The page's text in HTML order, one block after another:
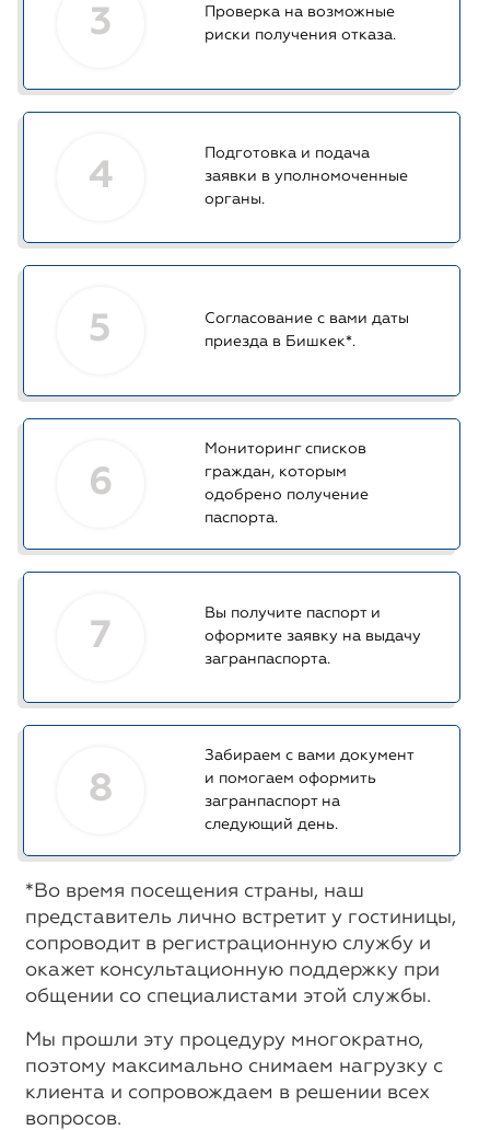
Проверка на возможные
риски получения отказа.
3
4
Подготовка и подача
заявки в уполномоченные
органы.
Согласование с вами даты
приезда в Бишкек*.
5
6
Мониторинг списков
граждан, которым
одобрено получение
паспорта.
Вы получите паспорт и
оформите заявку на выдачу
загранпаспорта.
7
8
Забираем с вами документ
и помогаем оформить
загранпаспорт на
следующий день.
*Во время посещения страны, наш
представитель лично встретит у гостиницы,
сопроводит в регистрационную службу и
окажет консультационную поддержку при
общении со специалистами этой службы.
Мы прошли эту процедуру многократно,
поэтому максимально снимаем нагрузку с
клиента и сопровождаем в решении всех
вопросов.